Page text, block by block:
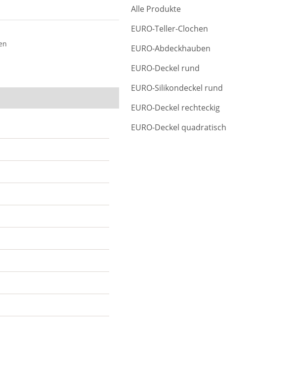
s
a
r
h
Alle Produkte
EURO-Teller-Clochen
EURO-Abdeckhauben
EURO-Deckel rund
EURO-Silikondeckel rund
EURO-Deckel rechteckig
EURO-Deckel quadratisch